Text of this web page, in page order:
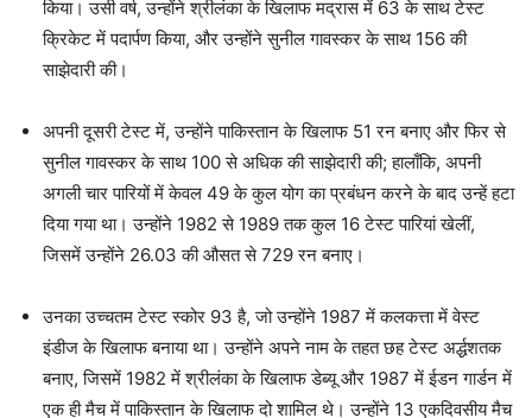
किया। उसी वर्ष, उन्होंने श्रीलंका के खिलाफ मद्रास में 63 के साथ टेस्ट
क्रिकेट में पदार्पण किया, और उन्होंने सुनील गावस्कर के साथ 156 की
साझेदारी की।
अपनी दूसरी टेस्ट में, उन्होंने पाकिस्तान के खिलाफ 51 रन बनाए और फिर से
सुनील गावस्कर के साथ 100 से अधिक की साझेदारी की; हालाँकि, अपनी
अगली चार पारियों में केवल 49 के कुल योग का प्रबंधन करने के बाद उन्हें हटा
दिया गया था। उन्होंने 1982 से 1989 तक कुल 16 टेस्ट पारियां खेलीं,
जिसमें उन्होंने 26.03 की औसत से 729 रन बनाए।
उनका उच्चतम टेस्ट स्कोर 93 है, जो उन्होंने 1987 में कलकत्ता में वेस्ट
इंडीज के खिलाफ बनाया था। उन्होंने अपने नाम के तहत छह टेस्ट अर्द्धशतक
बनाए, जिसमें 1982 में श्रीलंका के खिलाफ डेब्यू और 1987 में ईडन गार्डन में
एक ही मैच में पाकिस्तान के खिलाफ दो शामिल थे। उन्होंने 13 एकदिवसीय मैच